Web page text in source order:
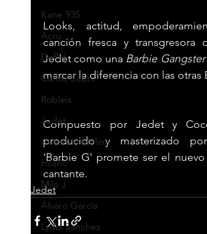
Kane 935
Acru
DePol
Carlos Baute
Robleis
Jedet
Antoñito Molina
Hilario
Milo J
Álvaro García
Lydia Sánchez
Looks, actitud,
canción fresca y transgresora
Jedet como una Barbie Gangster
marcar la diferencia con las otras
Compuesto por Jedet y
producido y masterizado
'Barbie G' promete ser el nuevo
cantante.
Jedet